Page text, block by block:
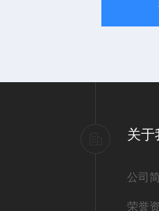
关于
公司
荣誉